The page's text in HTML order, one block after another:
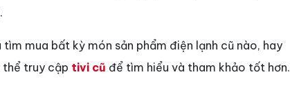
mua bất kỳ món sản phẩm điện lạnh cũ nào, hay
thể truy cập tivi cũ để tìm hiểu và tham khảo tốt hơn.